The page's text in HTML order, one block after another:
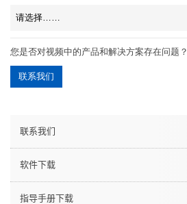
您是否对视频中的产品和解决方案存在问题？
联系我们
联系我们
软件下载
指导手册下载